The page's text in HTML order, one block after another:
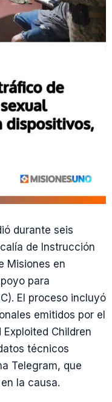
durante seis
de Instrucción
Misiones en
para
El proceso incluyó
emitidos por el
Children
técnicos
Telegram, que
la causa.